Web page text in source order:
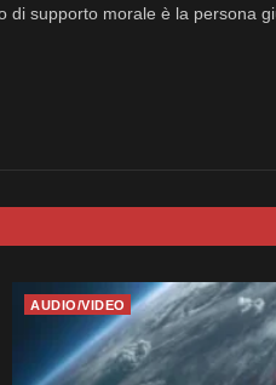
supporto morale è la persona
AUDIO/VIDEO